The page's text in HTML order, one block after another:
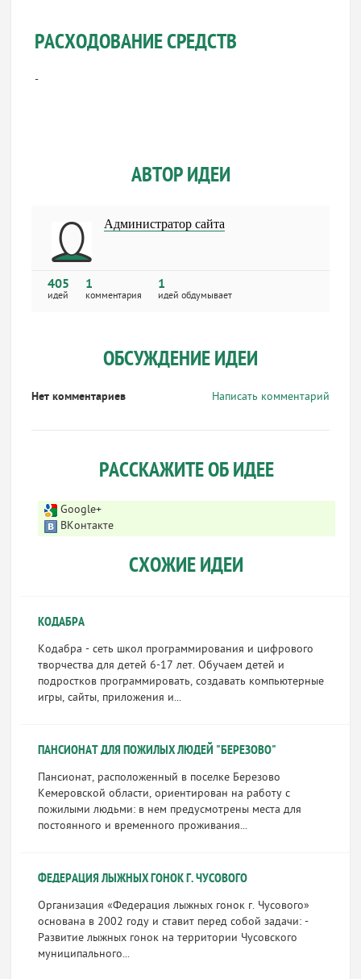
РАСХОДОВАНИЕ СРЕДСТВ
-
АВТОР ИДЕИ
Администратор сайта
405
идей
1
комментария
1
идей обдумывает
ОБСУЖДЕНИЕ ИДЕИ
Написать комментарий
Нет комментариев
РАССКАЖИТЕ ОБ ИДЕЕ
Google+
ВКонтакте
СХОЖИЕ ИДЕИ
КОДАБРА
Кодабра - сеть школ программирования и цифрового
творчества для детей 6-17 лет. Обучаем детей и
подростков программировать, создавать компьютерные
игры, сайты, приложения и...
ПАНСИОНАТ ДЛЯ ПОЖИЛЫХ ЛЮДЕЙ "БЕРЕЗОВО"
Пансионат, расположенный в поселке Березово
Кемеровской области, ориентирован на работу с
пожилыми людьми: в нем предусмотрены места для
постоянного и временного проживания...
ФЕДЕРАЦИЯ ЛЫЖНЫХ ГОНОК Г. ЧУСОВОГО
Организация «Федерация лыжных гонок г. Чусового»
основана в 2002 году и ставит перед собой задачи: -
Развитие лыжных гонок на территории Чусовского
муниципального...